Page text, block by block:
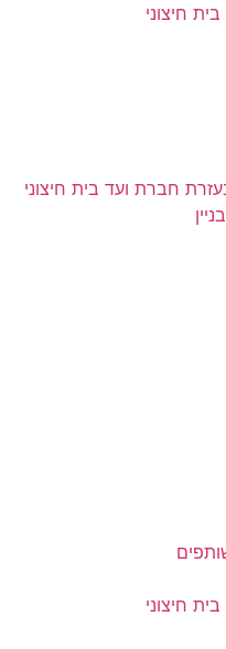
חיצוני
חברת ועד בית חיצוני
חיצוני